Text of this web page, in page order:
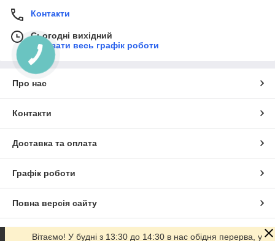
Контакти
Сьогодні вихідний
Показати весь графік роботи
Про нас
Контакти
Доставка та оплата
Графік роботи
Повна версія сайту
Сайт створено на маркетплейсіProm.ua
Вітаємо! У будні з 13:30 до 14:30 в нас обідня перерва, у